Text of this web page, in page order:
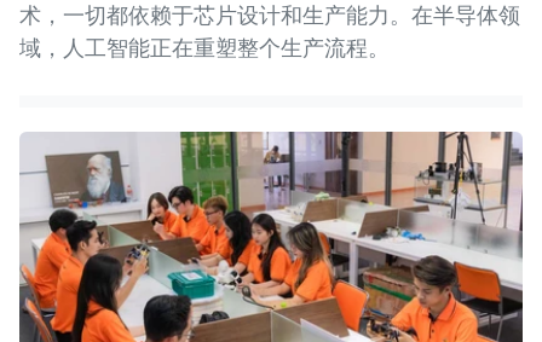
术，一切都依赖于芯片设计和生产能力。在半导体领
域，人工智能正在重塑整个生产流程。